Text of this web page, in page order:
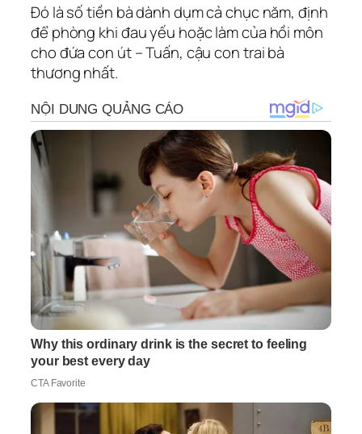
Đó là số tiền bà dành dụm cả chục năm, định
để phòng khi đau yếu hoặc làm của hồi môn
cho đứa con út – Tuấn, cậu con trai bà
thương nhất.